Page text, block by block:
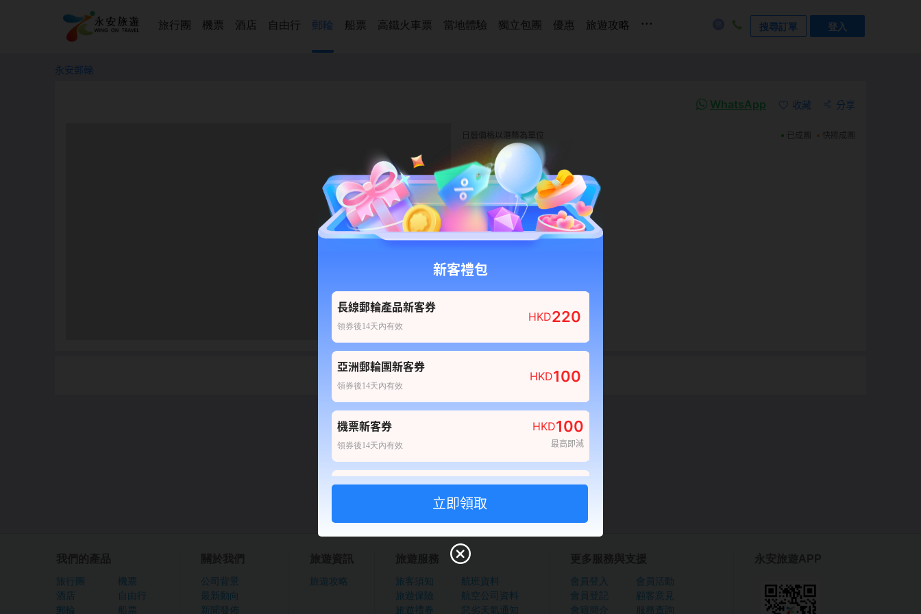
旅行團 機票 酒店 自由行 郵輪 船票 高鐵火車票 當地體驗 獨立包團 優惠 旅遊攻略 ... 搜尋訂單 登入
永安郵輪
WhatsApp 收藏 分享
日曆價格以港幣為單位 已成團 快將成團
確認
旅行團
酒店
郵輪
機票
自由行
船票
公司背景
最新動向
新聞發佈
旅遊攻略
旅客須知
旅遊保險
旅遊禮券
航班資料
航空公司資料
惡劣天氣通知
會員登入
會員登記
會籍簡介
會員活動
顧客意見
服務查詢
新客禮包
長線郵輪產品新客券
領券後14天內有效
HKD220
亞洲郵輪團新客券
領券後14天內有效
HKD100
機票新客券
領券後14天內有效
HKD100
最高即減
酒店新客券 HKD80